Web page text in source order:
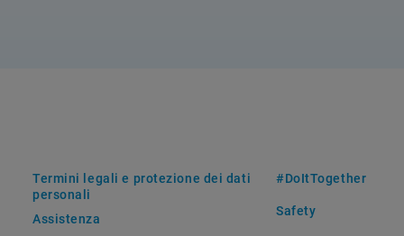
Termini legali e protezione dei dati
personali
Assistenza
#DoItTogether
Safety